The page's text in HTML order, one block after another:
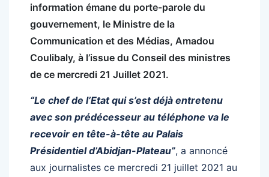
information émane du porte-parole du
gouvernement, le Ministre de la
Communication et des Médias, Amadou
Coulibaly, à l’issue du Conseil des ministres
de ce mercredi 21 Juillet 2021.
“Le chef de l’Etat qui s’est déjà entretenu
avec son prédécesseur au téléphone va le
recevoir en tête-à-tête au Palais
Présidentiel d’Abidjan-Plateau”, a annoncé
aux journalistes ce mercredi 21 juillet 2021 au